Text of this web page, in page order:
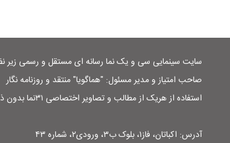
سایت سینمایی سی و یک نما رسانه ای مستقل و رسمی زیر
صاحب امتیاز و مدیر مسئول: "هماگویا" منتقد و روزنامه نگار
استفاده از هریک از مطالب و تصاویر اختصاصی ۳۱نما بدون ذکر منبع ممنوع است
آدرس: اکباتان، فاز۱، بلوک ب۳، ورودی۲، شماره ۴۳